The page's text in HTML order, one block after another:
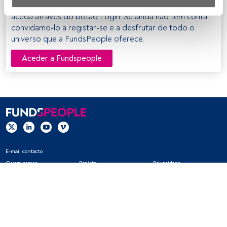
fornecer:
Utilizar dados de localização geográfica precisa. Analisar
ativamente as características do dispositivo para sua
identificação. Armazenar as informações num dispositivo
Lista de parceiros (fornecedores)
registados da FundsPeople. Se já estiver registado,
aceda através do botão Login. Se ainda não tem conta,
convidamo-lo a registar-se e a desfrutar de todo o
universo que a FundsPeople oferece.
Aceder a Fundspeople
E-mail contacto
Quem somos
Registo
Privacidade